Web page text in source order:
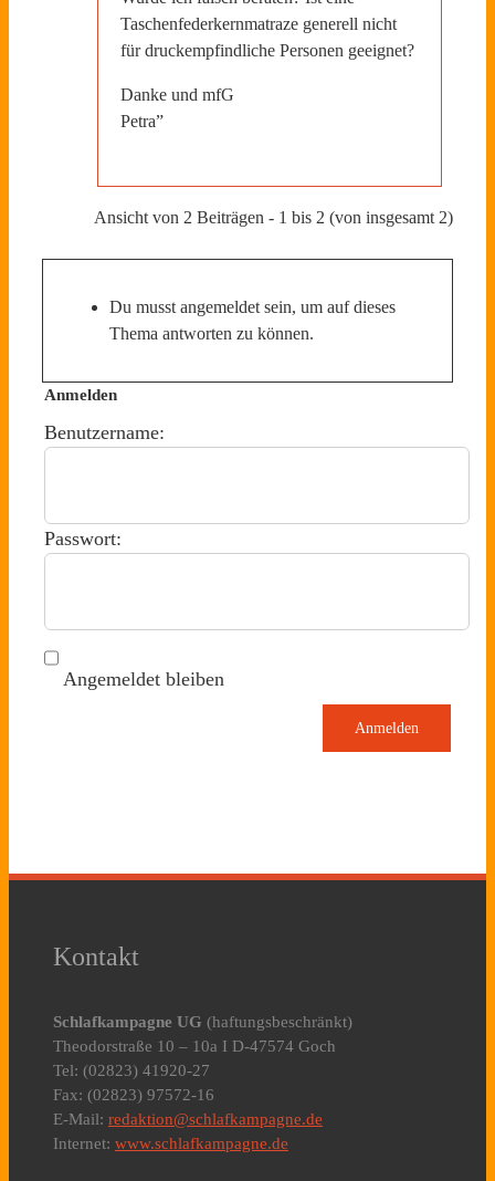
Taschenfederkernmatraze generell nicht
für druckempfindliche Personen geeignet?
Danke und mfG
Petra”
Ansicht von 2 Beiträgen - 1 bis 2 (von insgesamt 2)
Du musst angemeldet sein, um auf dieses
Thema antworten zu können.
Anmelden
Benutzername:
Passwort:
Angemeldet bleiben
Anmelden
Kontakt
Schlafkampagne UG (haftungsbeschränkt)
Theodorstraße 10 – 10a I D-47574 Goch
Tel: (02823) 41920-27
Fax: (02823) 97572-16
E-Mail: redaktion@schlafkampagne.de
Internet: www.schlafkampagne.de